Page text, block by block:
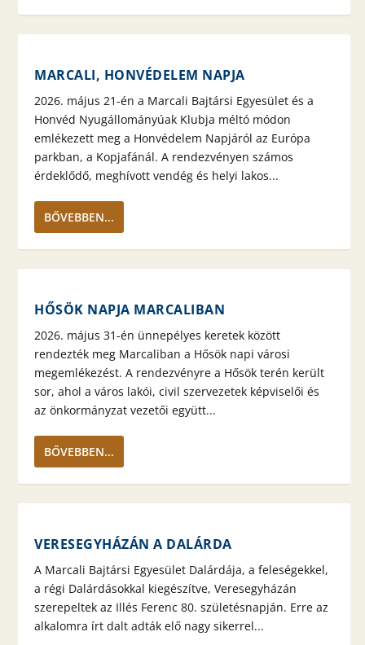
MARCALI, HONVÉDELEM NAPJA
2026. május 21-én a Marcali Bajtársi Egyesület és a
Honvéd Nyugállományúak Klubja méltó módon
emlékezett meg a Honvédelem Napjáról az Európa
parkban, a Kopjafánál. A rendezvényen számos
érdeklődő, meghívott vendég és helyi lakos...
BŐVEBBEN...
HŐSÖK NAPJA MARCALIBAN
2026. május 31-én ünnepélyes keretek között
rendezték meg Marcaliban a Hősök napi városi
megemlékezést. A rendezvényre a Hősök terén került
sor, ahol a város lakói, civil szervezetek képviselői és
az önkormányzat vezetői együtt...
BŐVEBBEN...
VERESEGYHÁZÁN A DALÁRDA
A Marcali Bajtársi Egyesület Dalárdája, a feleségekkel,
a régi Dalárdásokkal kiegészítve, Veresegyházán
szerepeltek az Illés Ferenc 80. születésnapján. Erre az
alkalomra írt dalt adták elő nagy sikerrel...